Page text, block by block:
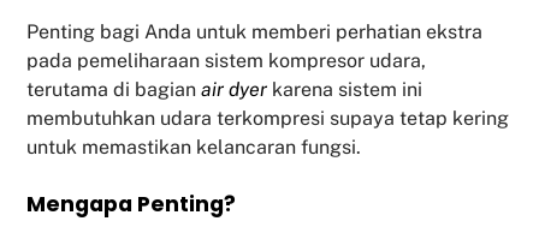
Penting bagi Anda untuk memberi perhatian ekstra
pada pemeliharaan sistem kompresor udara,
terutama di bagianair dyer karena sistem ini
membutuhkan udara terkompresi supaya tetap kering
untuk memastikan kelancaran fungsi.
Mengapa Penting?